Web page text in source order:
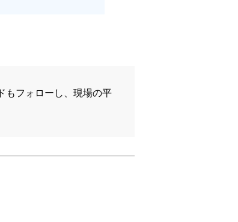
もフォローし、現場の平